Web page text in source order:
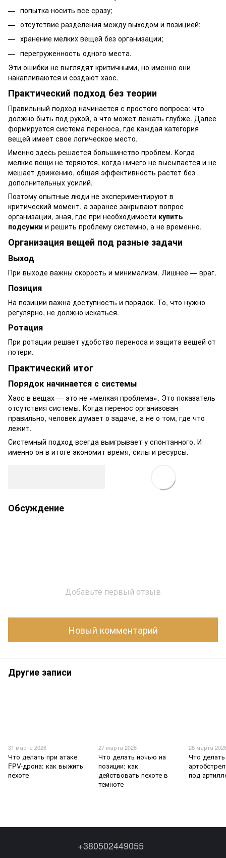
попытка носить все сразу;
отсутствие разделения между выходом и позицией;
хранение мелких вещей без организации;
перегруженность одного места.
Эти ошибки не выглядят критичными, но именно они
накапливаются и создают хаос.
Практический подход без теории
Правильный подход начинается с простого вопроса: что
должно быть под рукой, а что может лежать глубже. Далее
формируется система переноса, где каждая категория
вещей имеет свое логическое место.
Именно здесь решается большинство проблем. Когда
мелкие вещи не теряются, когда ничего не высыпается и не
мешает движению, общая эффективность растет без
дополнительных усилий.
Поэтому опытные люди не экспериментируют в
критический момент, а заранее закрывают вопрос
организации, зная, где при необходимости купить
подсумки и решить проблему системно, а не временно.
Организация вещей под разные задачи
Выход
При выходе важны скорость и минимализм. Лишнее — враг.
Позиция
На позиции важна доступность и порядок. То, что нужно
регулярно, не должно искаться.
Ротация
При ротации решает удобство переноса и защита вещей от
потери.
Практический итог
Порядок начинается с системы
Хаос в вещах — это не «мелкая проблема». Это показатель
отсутствия системы. Когда перенос организован
правильно, человек думает о задаче, а не о том, где что
лежит.
Системный подход всегда выигрывает у спонтанного. И
именно он в итоге экономит время, силы и ресурсы.
Обсуждение
Добавьте первый отзыв
Новый комментарий
Другие записи
31 марта 2026
Что делать при атаке
FPV-дрона: как выжить
пехоте
27 марта 2026
Что делать ночью на
позиции: как
действовать пехоте в
темноте
26 марта
Что
под
+380502449055